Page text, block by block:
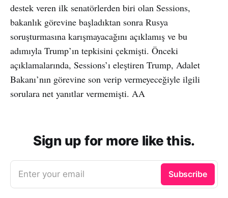
destek veren ilk senatörlerden biri olan Sessions,
bakanlık görevine başladıktan sonra Rusya
soruşturmasına karışmayacağını açıklamış ve bu
adımıyla Trump’ın tepkisini çekmişti. Önceki
açıklamalarında, Sessions’ı eleştiren Trump, Adalet
Bakanı’nın görevine son verip vermeyeceğiyle ilgili
sorulara net yanıtlar vermemişti. AA
Sign up for more like this.
Enter your email Subscribe